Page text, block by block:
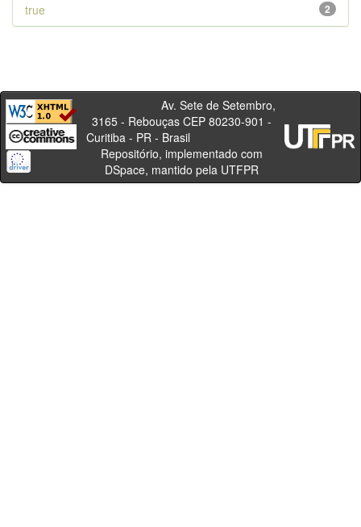
2
true
Av. Sete de Setembro,
3165 - Rebouças CEP 80230-901 -
Curitiba - PR - Brasil
Repositório, implementado com
DSpace, mantido pela UTFPR